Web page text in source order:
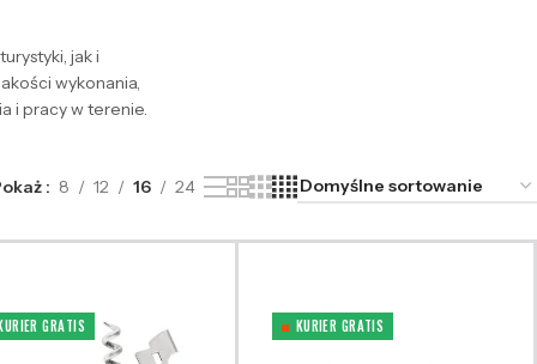
jak i
wykonania,
i pracy w terenie.
8 12 16 24
GRATIS KURIER GRATIS